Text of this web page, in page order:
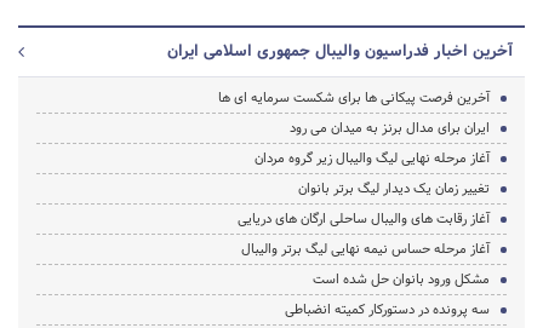
آخرین اخبار فدراسیون والیبال جمهوری اسلامی ایران
آخرین فرصت پیکانی ها برای شکست سرمایه ای ها
ایران برای مدال برنز به میدان می رود
آغاز مرحله نهایی لیگ والیبال زیر گروه مردان
تغییر زمان یک دیدار لیگ برتر بانوان
آغاز رقابت های والیبال ساحلی ارگان های دریایی
آغاز مرحله حساس نیمه نهایی لیگ برتر والیبال
مشکل ورود بانوان حل شده است
سه پرونده در دستورکار کمیته انضباطی